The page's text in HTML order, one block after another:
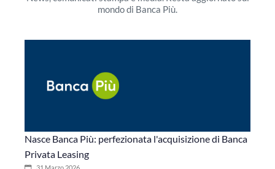
mondo di Banca Più.
Nasce Banca Più: perfezionata l'acquisizione di Banca
Privata Leasing